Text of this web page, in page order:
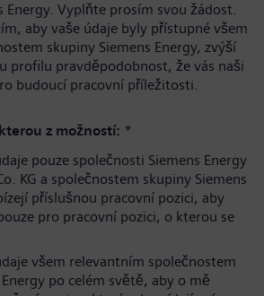
Energy. Vyplňte prosím svou žádost.
aby vaše údaje byly přístupné všem
skupiny Siemens Energy, zvýší
profilu pravděpodobnost, že vás naši
budoucí pracovní příležitosti.
z možností: *
pouze společnosti Siemens Energy
KG a společnostem skupiny Siemens
příslušnou pracovní pozici, aby
pro pracovní pozici, o kterou se
všem relevantním společnostem
po celém světě, aby o mě